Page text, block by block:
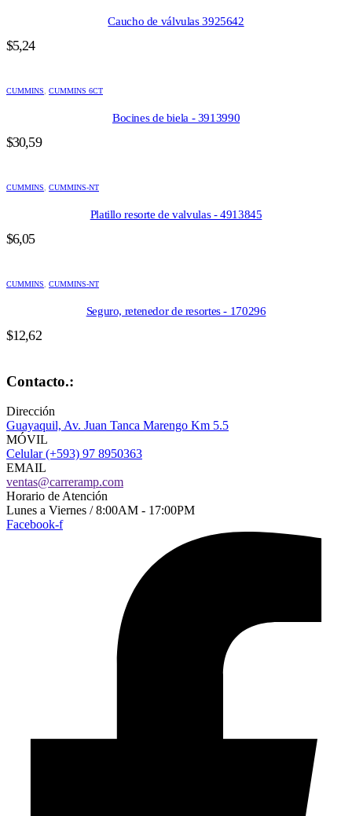
Caucho de válvulas 3925642
$5,24
CUMMINS CUMMINS 6CT
Bocines de biela - 3913990
$30,59
CUMMINS CUMMINS-NT
Platillo resorte de valvulas - 4913845
$6,05
CUMMINS CUMMINS-NT
Seguro, retenedor de resortes - 170296
$12,62
Contacto.:
Dirección
Guayaquil, Av. Juan Tanca Marengo Km 5.5
MÓVIL
Celular (+593) 97 8950363
EMAIL
ventas@carreramp.com
Horario de Atención
Lunes a Viernes / 8:00AM - 17:00PM
Facebook-f